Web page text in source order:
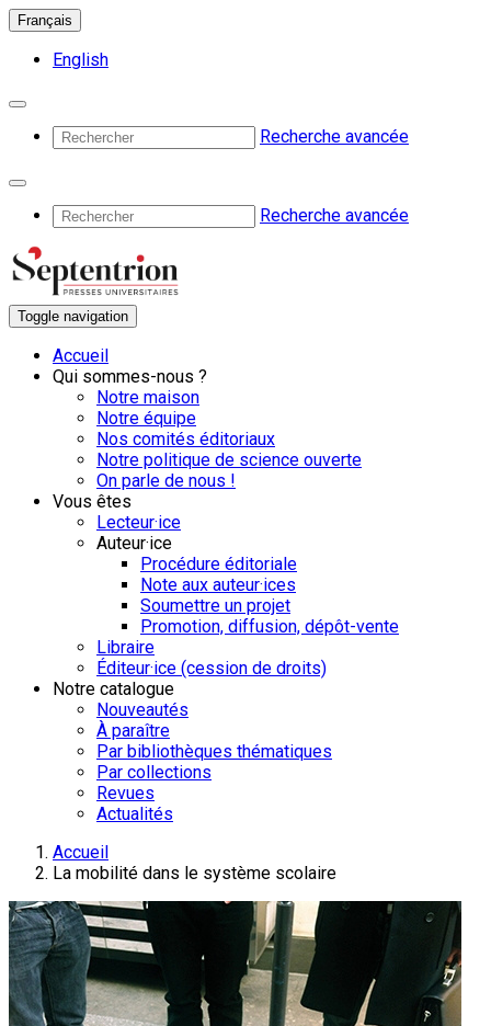
Français
English
Recherche avancée
Recherche avancée
Toggle navigation
Accueil
Qui sommes-nous ?
Notre maison
Notre équipe
Nos comités éditoriaux
Notre politique de science ouverte
On parle de nous !
Vous êtes
Lecteur·ice
Auteur·ice
Procédure éditoriale
Note aux auteur·ices
Soumettre un projet
Promotion, diffusion, dépôt-vente
Libraire
Éditeur·ice (cession de droits)
Notre catalogue
Nouveautés
À paraître
Par bibliothèques thématiques
Par collections
Revues
Actualités
Accueil
La mobilité dans le système scolaire